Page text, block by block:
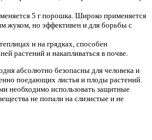
5 г порошка. Широко применяется
жуком, но эффективен и для борьбы с
и на грядках, способен
растений и накапливаться в почве.
абсолютно безопасны для человека и
поедающих листья и плоды растений.
необходимо использовать защитные
не попали на слизистые и не